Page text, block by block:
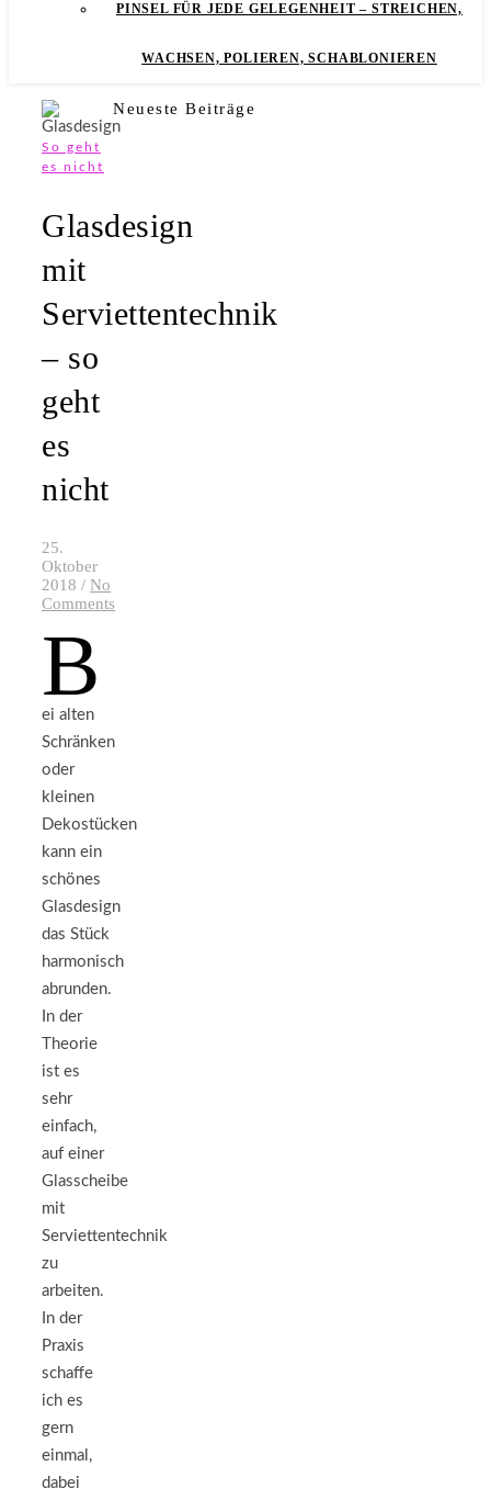
PINSEL FÜR JEDE GELEGENHEIT – STREICHEN,
WACHSEN, POLIEREN, SCHABLONIEREN
So geht
es nicht
Glasdesign
mit
Serviettentechnik
– so
geht
es
nicht
25.
Oktober
2018 / No
Comments
B
ei alten
Schränken
oder
kleinen
Dekostücken
kann ein
schönes
Glasdesign
das Stück
harmonisch
abrunden.
In der
Theorie
ist es
sehr
einfach,
auf einer
Glasscheibe
mit
Serviettentechnik
zu
arbeiten.
In der
Praxis
schaffe
ich es
gern
einmal,
dabei
Neueste Beiträge